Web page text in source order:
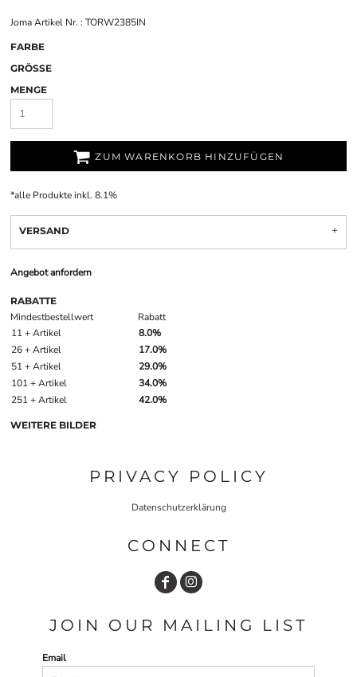
Joma Artikel Nr. : TORW2385IN
FARBE
GRÖSSE
MENGE
ZUM WARENKORB HINZUFÜGEN
*alle Produkte inkl. 8.1%
VERSAND
Angebot anfordern
RABATTE
Mindestbestellwert
Rabatt
11 + Artikel
8.0%
26 + Artikel
17.0%
51 + Artikel
29.0%
101 + Artikel
34.0%
251 + Artikel
42.0%
WEITERE BILDER
PRIVACY POLICY
Datenschutzerklärung
CONNECT
JOIN OUR MAILING LIST
Email